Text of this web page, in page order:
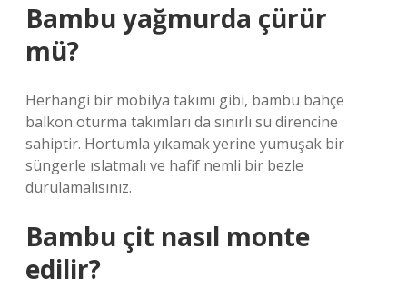
Bambu yağmurda çürür
mü?
Herhangi bir mobilya takımı gibi, bambu bahçe
balkon oturma takımları da sınırlı su direncine
sahiptir. Hortumla yıkamak yerine yumuşak bir
süngerle ıslatmalı ve hafif nemli bir bezle
durulamalısınız.
Bambu çit nasıl monte
edilir?